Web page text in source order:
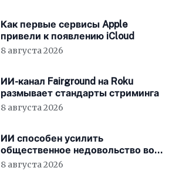
Как первые сервисы Apple
привели к появлению iCloud
8 августа 2026
ИИ-канал Fairground на Roku
размывает стандарты стриминга
8 августа 2026
ИИ способен усилить
общественное недовольство во
всём мире
8 августа 2026